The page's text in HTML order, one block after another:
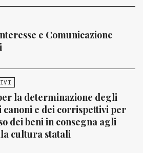
e Comunicazione
la determinazione degli
e dei corrispettivi per
dei beni in consegna agli
cultura statali